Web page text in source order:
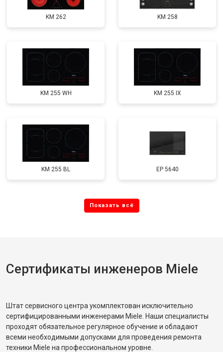
KM 262 KM 258
KM 255 WH KM 255 IX
KM 255 BL EP 5640
Сертификаты инженеров Miele
Штат сервисного центра укомплектован исключительно
сертифицированными инженерами Miele. Наши специалисты
проходят обязательное регулярное обучение и обладают
всеми необходимыми допусками для проведения ремонта
техники Miele на профессиональном уровне.